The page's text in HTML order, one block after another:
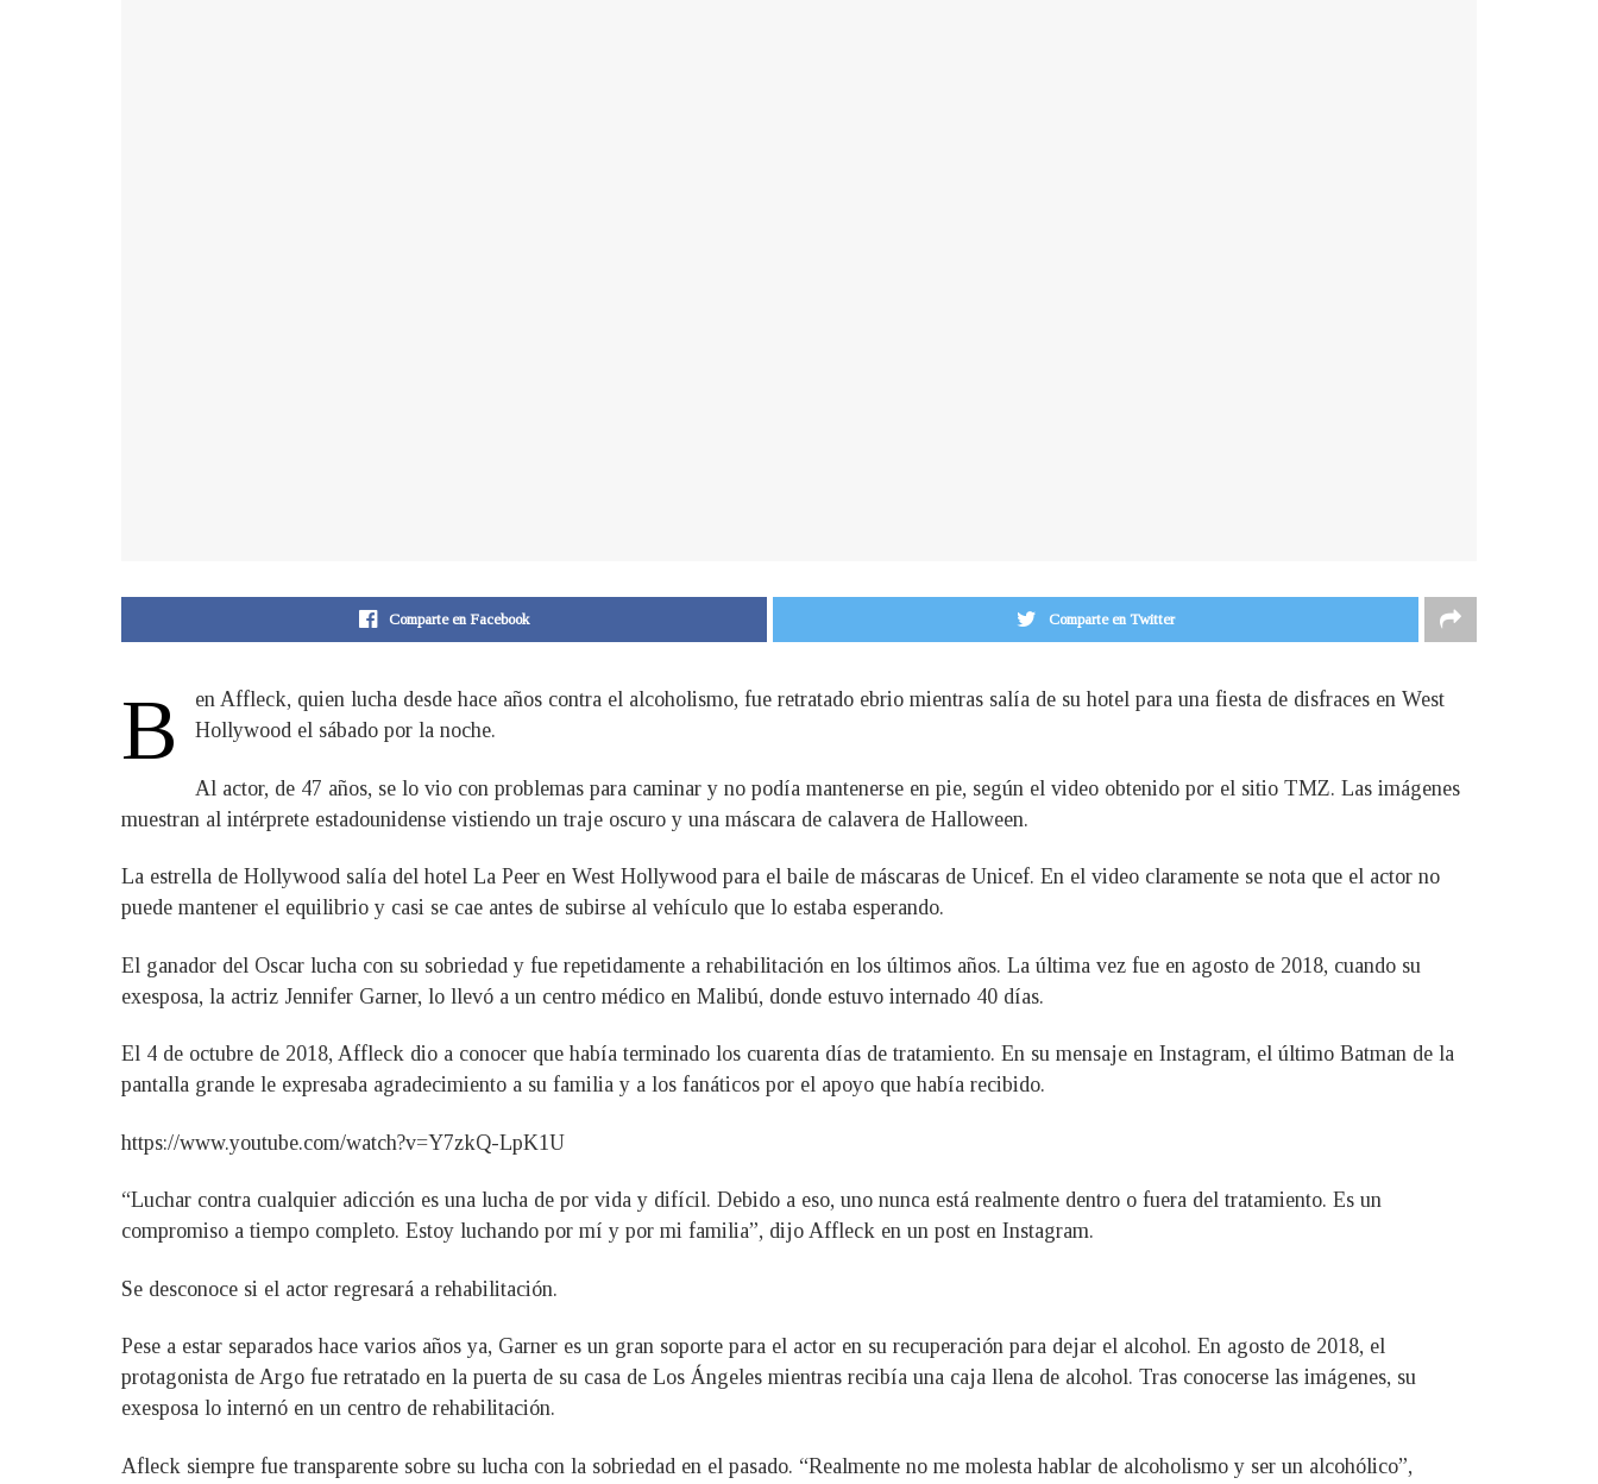
Comparte en Facebook Comparte en Twitter
B
en Affleck, quien lucha desde hace años contra el alcoholismo, fue retratado ebrio mientras salía de su hotel para una fiesta de disfraces en West
Hollywood el sábado por la noche.
Al actor, de 47 años, se lo vio con problemas para caminar y no podía mantenerse en pie, según el video obtenido por el sitio TMZ. Las imágenes
muestran al intérprete estadounidense vistiendo un traje oscuro y una máscara de calavera de Halloween.
La estrella de Hollywood salía del hotel La Peer en West Hollywood para el baile de máscaras de Unicef. En el video claramente se nota que el actor no
puede mantener el equilibrio y casi se cae antes de subirse al vehículo que lo estaba esperando.
El ganador del Oscar lucha con su sobriedad y fue repetidamente a rehabilitación en los últimos años. La última vez fue en agosto de 2018, cuando su
exesposa, la actriz Jennifer Garner, lo llevó a un centro médico en Malibú, donde estuvo internado 40 días.
El 4 de octubre de 2018, Affleck dio a conocer que había terminado los cuarenta días de tratamiento. En su mensaje en Instagram, el último Batman de la
pantalla grande le expresaba agradecimiento a su familia y a los fanáticos por el apoyo que había recibido.
https://www.youtube.com/watch?v=Y7zkQ-LpK1U
“Luchar contra cualquier adicción es una lucha de por vida y difícil. Debido a eso, uno nunca está realmente dentro o fuera del tratamiento. Es un
compromiso a tiempo completo. Estoy luchando por mí y por mi familia”, dijo Affleck en un post en Instagram.
Se desconoce si el actor regresará a rehabilitación.
Pese a estar separados hace varios años ya, Garner es un gran soporte para el actor en su recuperación para dejar el alcohol. En agosto de 2018, el
protagonista de Argo fue retratado en la puerta de su casa de Los Ángeles mientras recibía una caja llena de alcohol. Tras conocerse las imágenes, su
exesposa lo internó en un centro de rehabilitación.
Afleck siempre fue transparente sobre su lucha con la sobriedad en el pasado. “Realmente no me molesta hablar de alcoholismo y ser un alcohólico”,